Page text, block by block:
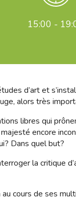
15:00 -
d’art et
alors très
libres qui
encore
Dans quel but?
la critique
au cours de ses